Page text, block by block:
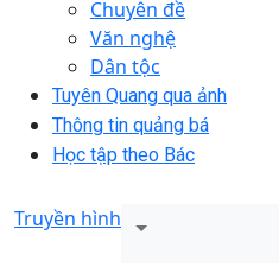
Chuyên đề
Văn nghệ
Dân tộc
Tuyên Quang qua ảnh
Thông tin quảng bá
Học tập theo Bác
Truyền hình